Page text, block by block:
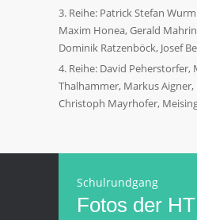
Reihe: Patrick Stefan
Maxim Honea, Gerald
Dominik Ratzenböck, Josef
Reihe: David Peherstorfer,
Thalhammer, Markus
Christoph Mayrhofer,
Schulrundgang
Fotos der